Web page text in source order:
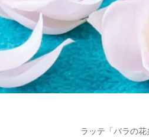
ラッテ「バラの花